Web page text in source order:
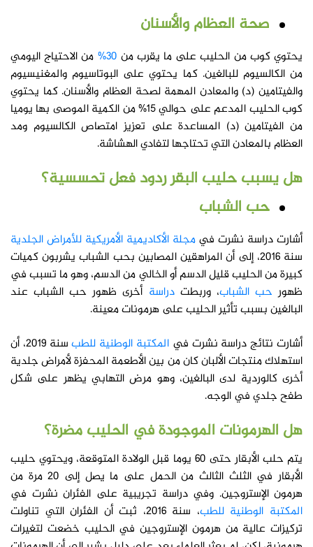
صحة العظام والأسنان
يحتوي كوب من الحليب على ما يقرب من 30%
من الاحتياج اليومي
من الكالسيوم للبالغين. كما يحتوي على البوتاسيوم والمغنيسيوم
والفيتامين (د) والمعادن المهمة لصحة العظام والأسنان. كما يحتوي
كوب الحليب المدعم على حوالي 15% من الكمية الموصى بها يوميا
من الفيتامين (د) المساعدة على تعزيز امتصاص الكالسيوم ومد
العظام بالمعادن التي تحتاجها لتفادي الهشاشة.
هل يسبب حليب البقر ردود فعل تحسسية؟
حب الشباب
أشارت دراسة نشرت فيمجلة الأكاديمية الأمريكية للأمراض الجلدية
سنة 2016، إلى أن المراهقين المصابين بحب الشباب يشربون كميات
كبيرة من الحليب قليل الدسم أو الخالي من الدسم، وهو ما تسبب في
ظهورحب الشباب، وربطتدراسة أخرى ظهور حب الشباب عند
البالغين بسبب تأثير الحليب على هرمونات معينة.
أشارت نتائج دراسة نشرت في المكتبة الوطنية للطب
سنة 2019، أن
استهلاك منتجات الألبان كان من بين الأطعمة المحفزة لأمراض جلدية
أخرى كالوردية لدى البالغين، وهو مرض التهابي يظهر على شكل
طفح جلدي في الوجه.
هل الهرمونات الموجودة في الحليب مضرة؟
يتم حلب الأبقار حتى 60 يوما قبل الولادة المتوقعة، ويحتوي حليب
الأبقار في الثلث الثالث من الحمل على ما يصل إلى 20 مرة من
هرمون الإستروجين. وفي دراسة تجريبية على الفئران نشرت في
المكتبة الوطنية للطب
، سنة 2016، ثبت أن الفئران التي تناولت
تركيزات عالية من هرمون الإستروجين في الحليب خضعت لتغيرات